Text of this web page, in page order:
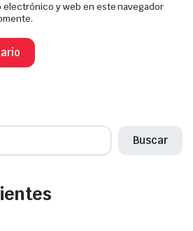
electrónico y web en este navegador
Buscar